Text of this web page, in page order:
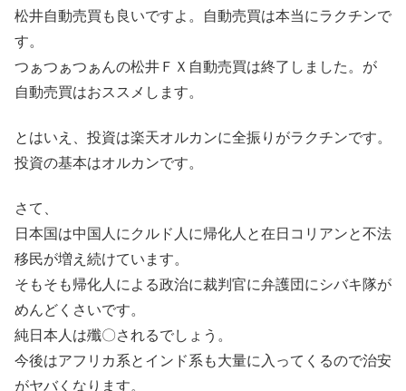
松井自動売買も良いですよ。自動売買は本当にラクチンで
す。
つぁつぁつぁんの松井ＦＸ自動売買は終了しました。が
自動売買はおススメします。
とはいえ、投資は楽天オルカンに全振りがラクチンです。
投資の基本はオルカンです。
さて、
日本国は中国人にクルド人に帰化人と在日コリアンと不法
移民が増え続けています。
そもそも帰化人による政治に裁判官に弁護団にシバキ隊が
めんどくさいです。
純日本人は殲〇されるでしょう。
今後はアフリカ系とインド系も大量に入ってくるので治安
がヤバくなります。